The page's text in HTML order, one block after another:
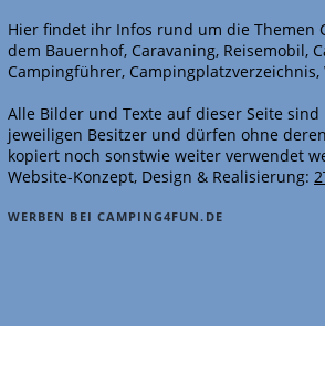
Hier findet ihr Infos rund um die Themen
dem Bauernhof, Caravaning, Reisemobil,
Campingführer, Campingplatzverzeichnis,
Alle Bilder und Texte auf dieser Seite
jeweiligen Besitzer und dürfen ohne
kopiert noch sonstwie weiter verwendet
Website-Konzept, Design & Realisierung:
WERBEN BEI CAMPING4FUN.DE